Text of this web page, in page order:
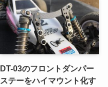
DT-03のフロントダンパー
ステーをハイマウント化す